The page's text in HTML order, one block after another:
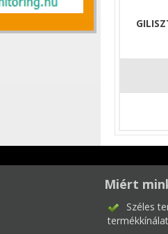
Miért
Széles
termékkínálat